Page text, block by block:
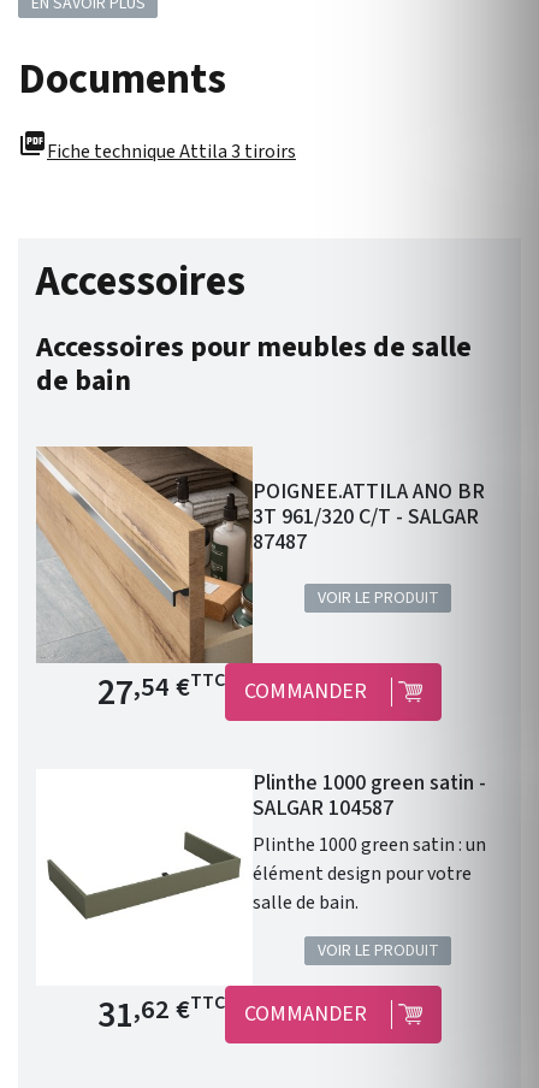
Documents
picture_as_pdfFiche technique Attila 3 tiroirs
Accessoires
Accessoires pour meubles de salle
de bain
POIGNEE.ATTILA ANO BR
3T 961/320 C/T - SALGAR
87487
VOIR LE PRODUIT
Prix de base
27,54 €TTC COMMANDER
Plinthe 1000 green satin -
SALGAR 104587
Plinthe 1000 green satin : un
élément design pour votre
salle de bain.
VOIR LE PRODUIT
Prix de base
31,62 €TTC COMMANDER